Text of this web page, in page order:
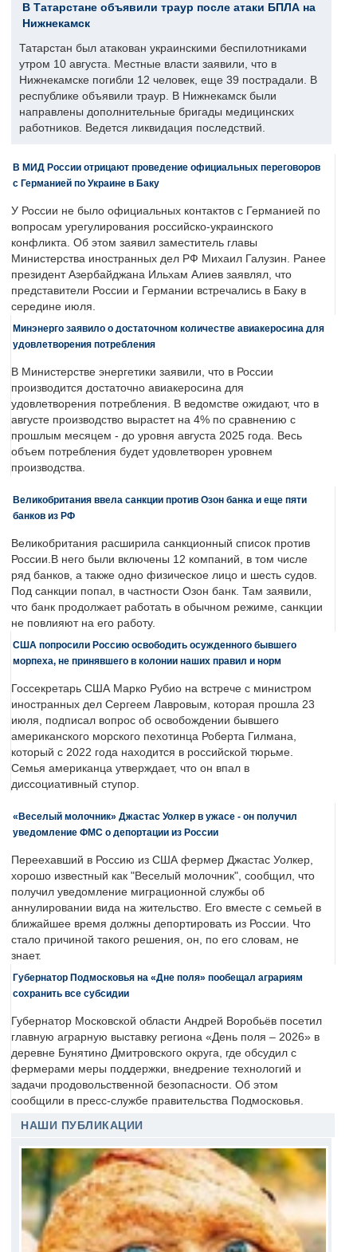
В Татарстане объявили траур после атаки БПЛА на
Нижнекамск
Татарстан был атакован украинскими беспилотниками
утром 10 августа. Местные власти заявили, что в
Нижнекамске погибли 12 человек, еще 39 пострадали. В
республике объявили траур. В Нижнекамск были
направлены дополнительные бригады медицинских
работников. Ведется ликвидация последствий.
В МИД России отрицают проведение официальных переговоров
с Германией по Украине в Баку
У России не было официальных контактов с Германией по
вопросам урегулирования российско-украинского
конфликта. Об этом заявил заместитель главы
Министерства иностранных дел РФ Михаил Галузин. Ранее
президент Азербайджана Ильхам Алиев заявлял, что
представители России и Германии встречались в Баку в
середине июля.
Минэнерго заявило о достаточном количестве авиакеросина для
удовлетворения потребления
В Министерстве энергетики заявили, что в России
производится достаточно авиакеросина для
удовлетворения потребления. В ведомстве ожидают, что в
августе производство вырастет на 4% по сравнению с
прошлым месяцем - до уровня августа 2025 года. Весь
объем потребления будет удовлетворен уровнем
производства.
Великобритания ввела санкции против Озон банка и еще пяти
банков из РФ
Великобритания расширила санкционный список против
России.В него были включены 12 компаний, в том числе
ряд банков, а также одно физическое лицо и шесть судов.
Под санкции попал, в частности Озон банк. Там заявили,
что банк продолжает работать в обычном режиме, санкции
не повлияют на его работу.
США попросили Россию освободить осужденного бывшего
морпеха, не принявшего в колонии наших правил и норм
Госсекретарь США Марко Рубио на встрече с министром
иностранных дел Сергеем Лавровым, которая прошла 23
июля, подписал вопрос об освобождении бывшего
американского морского пехотинца Роберта Гилмана,
который с 2022 года находится в российской тюрьме.
Семья американца утверждает, что он впал в
диссоциативный ступор.
«Веселый молочник» Джастас Уолкер в ужасе - он получил
уведомление ФМС о депортации из России
Переехавший в Россию из США фермер Джастас Уолкер,
хорошо известный как "Веселый молочник", сообщил, что
получил уведомление миграционной службы об
аннулировании вида на жительство. Его вместе с семьей в
ближайшее время должны депортировать из России. Что
стало причиной такого решения, он, по его словам, не
знает.
Губернатор Подмосковья на «Дне поля» пообещал аграриям
сохранить все субсидии
Губернатор Московской области Андрей Воробьёв посетил
главную аграрную выставку региона «День поля – 2026» в
деревне Бунятино Дмитровского округа, где обсудил с
фермерами меры поддержки, внедрение технологий и
задачи продовольственной безопасности. Об этом
сообщили в пресс-службе правительства Подмосковья.
НАШИ ПУБЛИКАЦИИ